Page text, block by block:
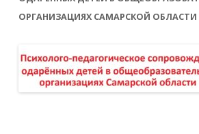
ОРГАНИЗАЦИЯХ САМАРСКОЙ ОБЛАСТИ